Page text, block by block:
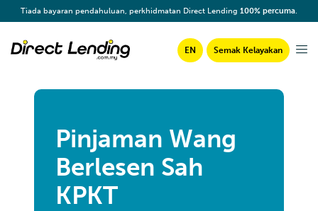
Tiada bayaran pendahuluan, perkhidmatan Direct Lending 100% percuma.
EN Semak Kelayakan
Pinjaman Wang
Berlesen Sah
KPKT